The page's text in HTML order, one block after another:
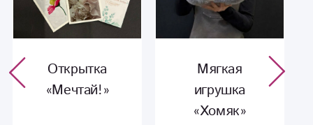
Открытка
«Мечтай!»
Мягкая
игрушка
«Хомяк»